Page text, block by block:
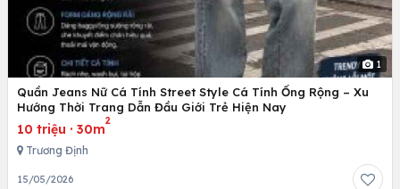
1
Quần Jeans Nữ Cá Tính Street Style Cá Tính Ống Rộng – Xu
Hướng Thời Trang Dẫn Đầu Giới Trẻ Hiện Nay
10 triệu · 30m
2
Trương Định
15/05/2026